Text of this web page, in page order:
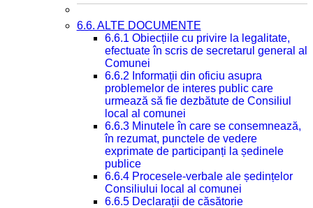
6.6. ALTE DOCUMENTE
6.6.1 Obiecțiile cu privire la legalitate,
efectuate în scris de secretarul general al
Comunei
6.6.2 Informații din oficiu asupra
problemelor de interes public care
urmează să fie dezbătute de Consiliul
local al comunei
6.6.3 Minutele în care se consemnează,
în rezumat, punctele de vedere
exprimate de participanți la ședinele
publice
6.6.4 Procesele-verbale ale ședințelor
Consiliului local al comunei
6.6.5 Declarații de căsătorie